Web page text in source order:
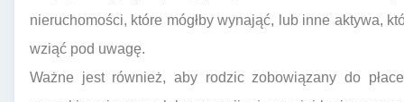
nieruchomości, które mógłby wynająć, lub inne aktywa,
wziąć pod uwagę.
Ważne jest również, aby rodzic zobowiązany do